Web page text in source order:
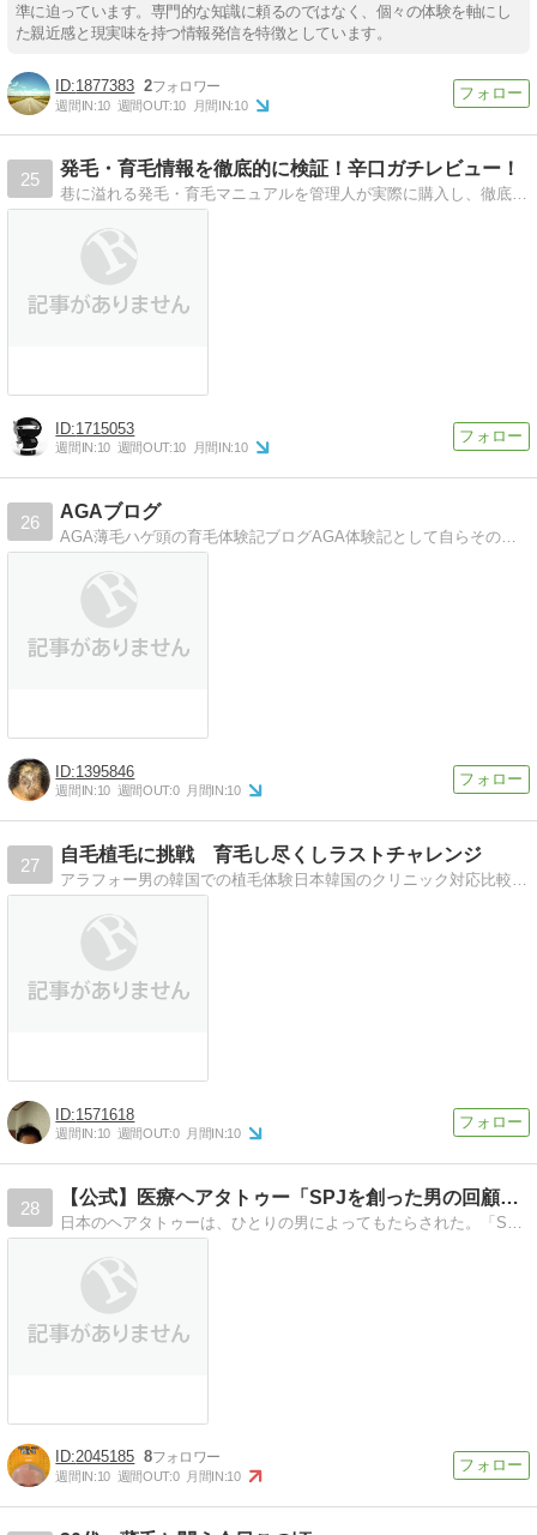
準に迫っています。専門的な知識に頼るのではなく、個々の体験を軸にし
た親近感と現実味を持つ情報発信を特徴としています。
1877383 2
週間IN:10 週間OUT:10 月間IN:10
25
発毛・育毛情報を徹底的に検証！辛口ガチレビュー！
巷に溢れる発毛・育毛マニュアルを管理人が実際に購入し、徹底的に検証・評価！辛口レビューしています！！
1715053
週間IN:10 週間OUT:10 月間IN:10
26
AGAブログ
AGA薄毛ハゲ頭の育毛体験記ブログAGA体験記として自らその経過を日記にしていきます。
1395846
週間IN:10 週間OUT:0 月間IN:10
27
自毛植毛に挑戦 育毛し尽くしラストチャレンジ
1571618
週間IN:10 週間OUT:0 月間IN:10
28
【公式】医療ヘアタトゥー「SPJを創った男の回顧録」
2045185 8
週間IN:10 週間OUT:0 月間IN:10